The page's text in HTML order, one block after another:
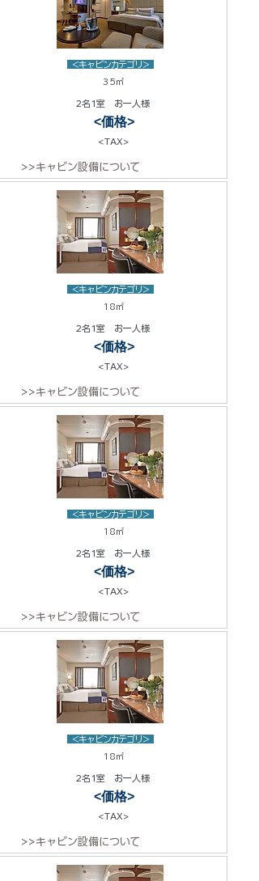
<キャビンカテゴリ>
35㎡
2名1室 お一人様
<価格>
<TAX>
>>キャビン設備について
<キャビンカテゴリ>
18㎡
2名1室 お一人様
<価格>
<TAX>
>>キャビン設備について
<キャビンカテゴリ>
18㎡
2名1室 お一人様
<価格>
<TAX>
>>キャビン設備について
<キャビンカテゴリ>
18㎡
2名1室 お一人様
<価格>
<TAX>
>>キャビン設備について